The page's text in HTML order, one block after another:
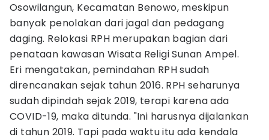
Osowilangun, Kecamatan Benowo, meskipun
banyak penolakan dari jagal dan pedagang
daging. Relokasi RPH merupakan bagian dari
penataan kawasan Wisata Religi Sunan Ampel.
Eri mengatakan, pemindahan RPH sudah
direncanakan sejak tahun 2016. RPH seharunya
sudah dipindah sejak 2019, terapi karena ada
COVID-19, maka ditunda. "Ini harusnya dijalankan
di tahun 2019. Tapi pada waktu itu ada kendala